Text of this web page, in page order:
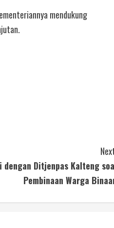
mendukung
dengan Ditjenpas Kalteng
Pembinaan Warga